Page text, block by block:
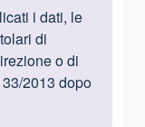
i dati, le
di
o di
2013 dopo